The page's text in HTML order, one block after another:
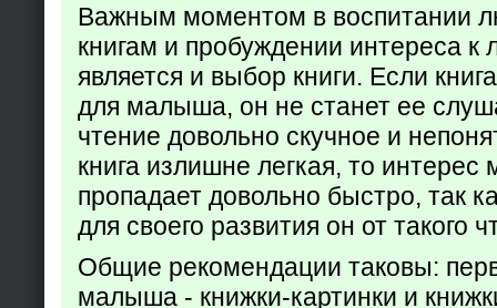
Важным моментом в воспитании
книгам и пробуждении интереса к
является и выбор книги. Если
для малыша, он не станет ее
чтение довольно скучное и
книга излишне легкая, то
пропадает довольно быстро, так
для своего развития он от такого
Общие рекомендации таковы:
малыша - книжки-картинки и